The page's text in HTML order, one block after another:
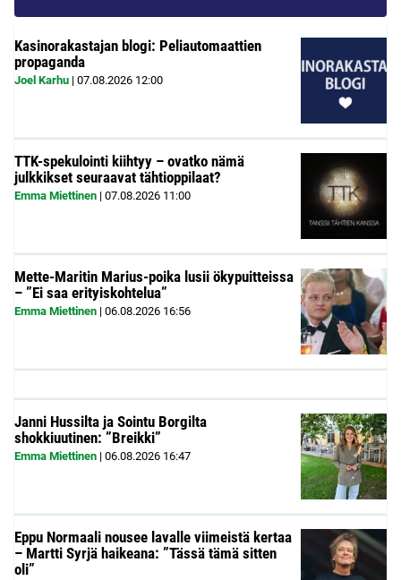
Kasinorakastajan blogi: Peliautomaattien
propaganda
Joel Karhu | 07.08.2026 12:00
TTK-spekulointi kiihtyy – ovatko nämä
julkkikset seuraavat tähtioppilaat?
Emma Miettinen | 07.08.2026 11:00
Mette-Maritin Marius-poika lusii ökypuitteissa
– ”Ei saa erityiskohtelua”
Emma Miettinen | 06.08.2026 16:56
Janni Hussilta ja Sointu Borgilta
shokkiuutinen: ”Breikki”
Emma Miettinen | 06.08.2026 16:47
Eppu Normaali nousee lavalle viimeistä kertaa
– Martti Syrjä haikeana: ”Tässä tämä sitten
oli”